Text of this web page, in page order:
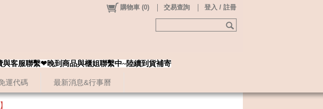
運代碼 最新消息&行事曆
購物車 (0) 交易查詢 登入 / 註冊
客服聯繫❤晚到商品與櫃姐聯繫中~陸續到貨補寄